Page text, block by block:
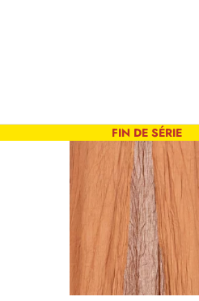
FIN DE SÉRIE